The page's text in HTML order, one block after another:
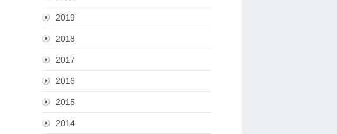
2019
2018
2017
2016
2015
2014